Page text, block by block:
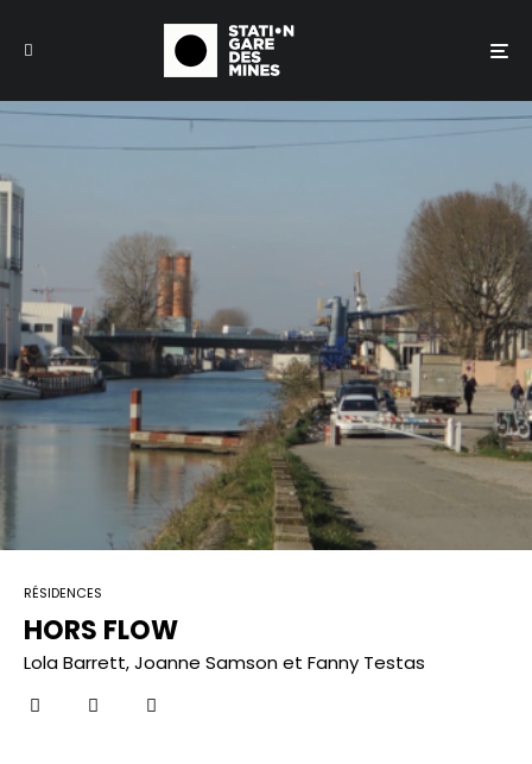
RÉSIDENCES
HORS FLOW
Lola Barrett, Joanne Samson et Fanny Testas